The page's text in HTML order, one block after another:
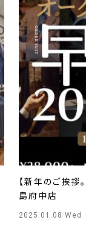
【新年のご挨拶
島府中店
2025.01.08 Wed